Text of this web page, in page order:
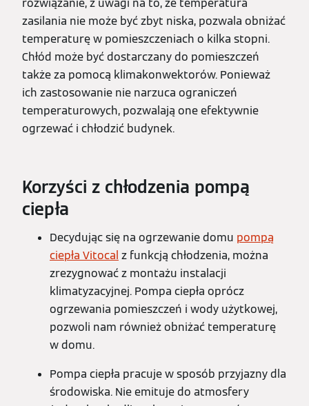
zasilania nie może być zbyt niska, pozwala obniżać
temperaturę w pomieszczeniach o kilka stopni.
Chłód może być dostarczany do pomieszczeń
także za pomocą klimakonwektorów. Ponieważ
ich zastosowanie nie narzuca ograniczeń
temperaturowych, pozwalają one efektywnie
ogrzewać i chłodzić budynek.
Korzyści z chłodzenia pompą
ciepła
Decydując się na ogrzewanie domu pompą
ciepła Vitocal z funkcją chłodzenia, można
zrezygnować z montażu instalacji
klimatyzacyjnej. Pompa ciepła oprócz
ogrzewania pomieszczeń i wody użytkowej,
pozwoli nam również obniżać temperaturę
w domu.
Pompa ciepła pracuje w sposób przyjazny dla
środowiska. Nie emituje do atmosfery